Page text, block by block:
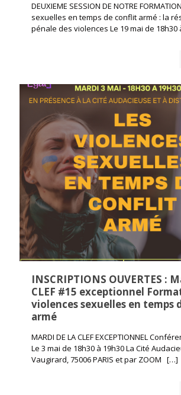
DEUXIEME SESSION DE NOTRE
sexuelles en temps de conflit armé : la
pénale des violences Le 19 mai de 18h30
INSCRIPTIONS OUVERTES :
CLEF #15 exceptionnel
violences sexuelles en temps
armé
MARDI DE LA CLEF EXCEPTIONNEL
Le 3 mai de 18h30 à 19h30 La Cité
Vaugirard, 75006 PARIS et par ZOOM […]